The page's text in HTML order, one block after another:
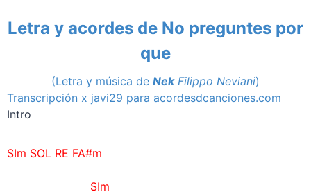
Letra y acordes de No preguntes por
que
(Letra y música de NekFilippo Neviani)
Transcripción x javi29 para acordesdcanciones.com
Intro
SIm SOL RE FA#m
SIm